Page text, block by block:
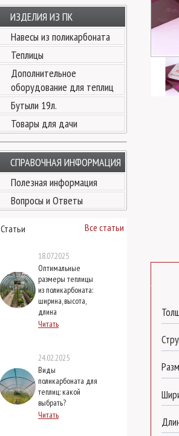
ИЗДЕЛИЯ ИЗ ПК
Навесы из поликарбоната
Теплицы
Дополнительное
оборудование для теплиц
Бутыли 19л.
Товары для дачи
СПРАВОЧНАЯ ИНФОРМАЦИЯ
Полезная информация
Вопросы и Ответы
Статьи Все статьи
18.07.2025
Оптимальные
размеры теплицы
из поликарбоната:
ширина, высота,
длина
Читать
24.02.2025
Виды
поликарбоната для
теплиц: какой
выбрать?
Читать